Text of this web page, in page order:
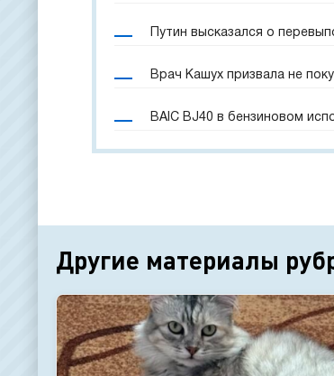
Путин высказался о
Врач Кашух призвала не
BAIC BJ40 в бензиновом
Другие материалы